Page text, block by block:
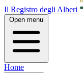
Il Registro degli Alberi
Open menu
Home